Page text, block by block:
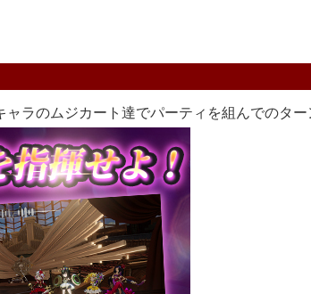
ラのムジカート達でパーティを組んでのタ